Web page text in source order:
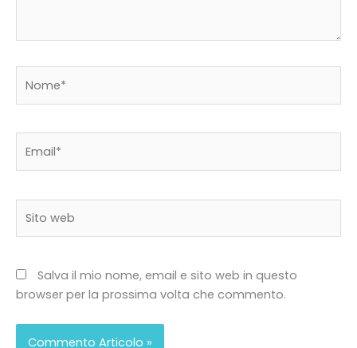
web
Salva il mio nome, email e sito web in questo
browser per la prossima volta che commento.